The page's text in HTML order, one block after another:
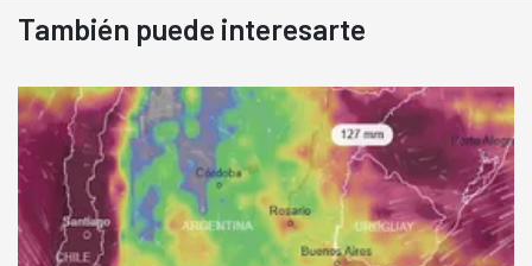
También puede interesarte